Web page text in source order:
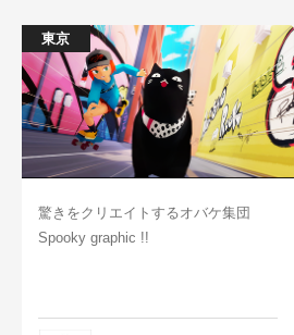
東京
驚きをクリエイトするオバケ集団
Spooky graphic !!